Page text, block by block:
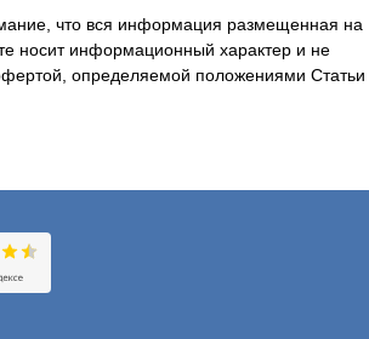
что вся информация размещенная на
носит информационный характер и не
определяемой положениями Статьи